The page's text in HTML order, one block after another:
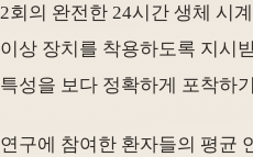
2회의 완전한 24시간 생체 시
이상 장치를 착용하도록 지시
특성을 보다 정확하게 포착하
연구에 참여한 환자들의 평균